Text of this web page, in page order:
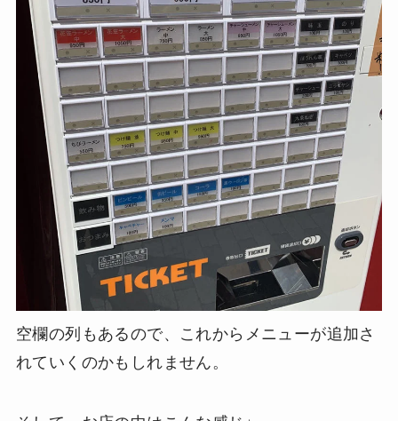
空欄の列もあるので、これからメニューが追加さ
れていくのかもしれません。